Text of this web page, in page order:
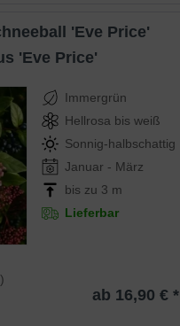
'Eve Price'
'Eve Price'
Immergrün
Hellrosa bis weiß
Sonnig-halbschattig
Januar - März
bis zu 3 m
Lieferbar
)
ab 16,90 € *